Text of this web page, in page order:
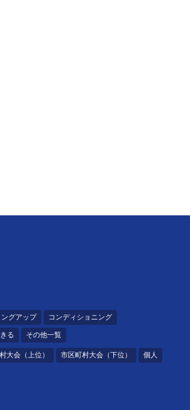
グアップ コンディショニング
る その他一覧
大会（上位） 市区町村大会（下位） 個人